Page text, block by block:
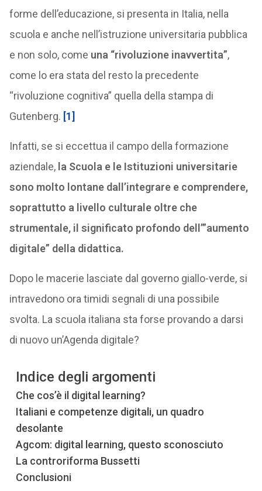
forme dell’educazione, si presenta in Italia, nella
scuola e anche nell’istruzione universitaria pubblica
e non solo, come una “rivoluzione inavvertita”,
come lo era stata del resto la precedente
“rivoluzione cognitiva” quella della stampa di
Gutenberg. [1]
Infatti, se si eccettua il campo della formazione
aziendale, la Scuola e le Istituzioni universitarie
sono molto lontane dall’integrare e comprendere,
soprattutto a livello culturale oltre che
strumentale, il significato profondo dell’”aumento
digitale” della didattica.
Dopo le macerie lasciate dal governo giallo-verde, si
intravedono ora timidi segnali di una possibile
svolta. La scuola italiana sta forse provando a darsi
di nuovo un’Agenda digitale?
Indice degli argomenti
Che cos’è il digital learning?
Italiani e competenze digitali, un quadro
desolante
Agcom: digital learning, questo sconosciuto
La controriforma Bussetti
Conclusioni